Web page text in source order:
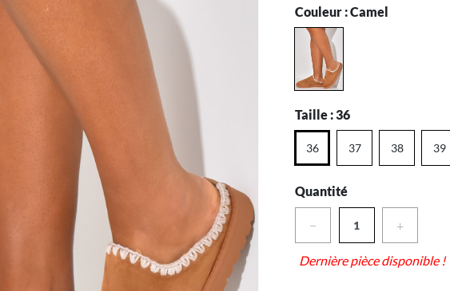
Couleur :Camel
Taille :36
36 37 38 39
Quantité
− +
Dernière pièce disponible !